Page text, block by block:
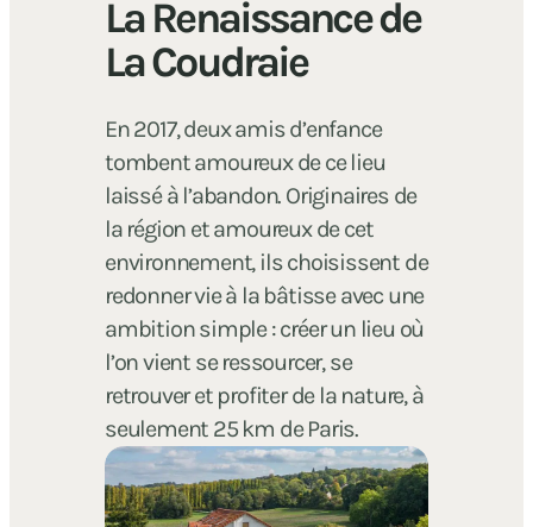
La Renaissance de
La Coudraie
En 2017, deux amis d’enfance
tombent amoureux de ce lieu
laissé à l’abandon. Originaires de
la région et amoureux de cet
environnement, ils choisissent de
redonner vie à la bâtisse avec une
ambition simple : créer un lieu où
l’on vient se ressourcer, se
retrouver et profiter de la nature, à
seulement 25 km de Paris.